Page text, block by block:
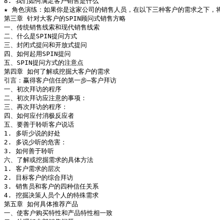
★ 角色演练：如果你是这家公司的销售人员，在以下三种客户的需
第三章 针对大客户的SPIN顾问式销售方略
一、传统销售线索和现代销售线索
二、什么是SPIN提问方式
三、封闭式提问和开放式提问
四、如何起用SPIN提问
五、SPIN提问方式的注意点
第四章 如何了解或挖掘大客户的需求
引言：赢得客户信任的第一步―客户拜访
一、初次拜访的程序
二、初次拜访应注意的事项：
三、再次拜访的程序：
四、如何应付消极反应者
五、要善于聆听客户说话
1. 多听少说的好处
2. 多说少听的危害：
3. 如何善于聆听
六、了解或挖掘需求的具体方法
1. 客户需求的层次
2. 目标客户的综合拜访
3. 销售员和客户的四种信任关系
4. 挖掘决策人员个人的特殊需求
第五章 如何具体推荐产品
一、使客户购买特性和产品特性相一致